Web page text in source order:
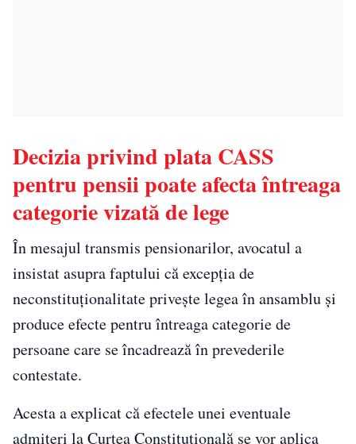
Decizia privind plata CASS
pentru pensii poate afecta întreaga
categorie vizată de lege
În mesajul transmis pensionarilor, avocatul a
insistat asupra faptului că excepția de
neconstituționalitate privește legea în ansamblu și
produce efecte pentru întreaga categorie de
persoane care se încadrează în prevederile
contestate.
Acesta a explicat că efectele unei eventuale
admiteri la Curtea Constituțională se vor aplica